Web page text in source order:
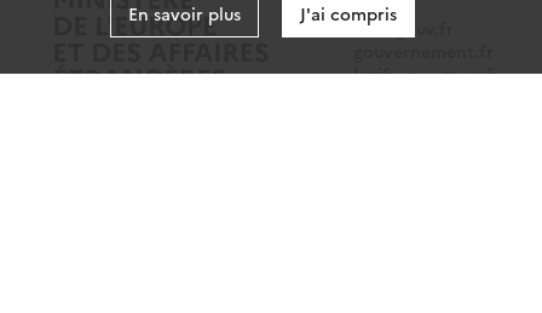
data.gouv.fr
legifrance.gouv.fr
En savoir plus J'ai compris